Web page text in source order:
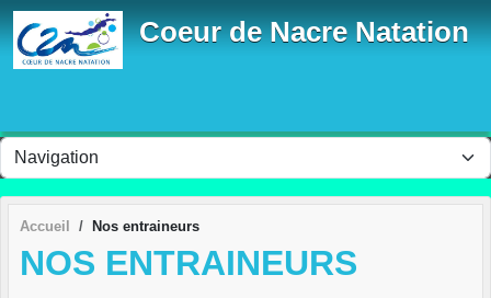
Coeur de Nacre Natation
Accueil Nos entraineurs
NOS ENTRAINEURS
Panneau de gestion des cookies